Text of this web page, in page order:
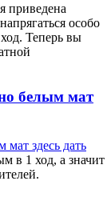
приведена
особо
Теперь вы
белым мат
в 1 ход, а значит